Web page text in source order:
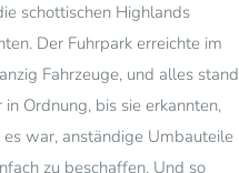
schottischen Highlands
Der Fuhrpark erreichte im
Fahrzeuge, und alles stand
Ordnung, bis sie erkannten,
war, anständige Umbauteile
zu beschaffen. Und so